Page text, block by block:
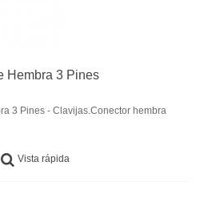
Hembra 3 Pines
3 Pines - Clavijas.Conector hembra
Vista rápida